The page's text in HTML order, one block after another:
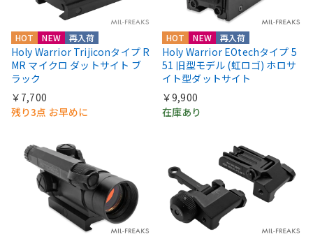
HOT NEW 再入荷
Holy Warrior Trijiconタイプ R
MR マイクロ ダットサイト ブ
ラック
￥7,700
残り3点 お早めに
HOT NEW 再入荷
Holy Warrior EOtechタイプ 5
51 旧型モデル (虹ロゴ) ホロサ
イト型ダットサイト
￥9,900
在庫あり